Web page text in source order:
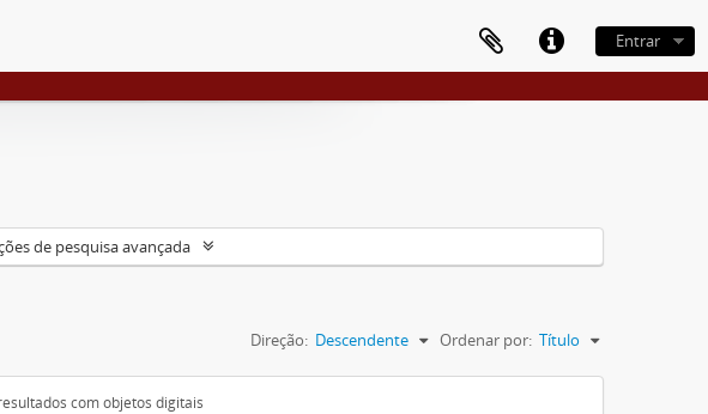
Entrar
de pesquisa avançada
Ordenar por: Título
Direção: Descendente
com objetos digitais